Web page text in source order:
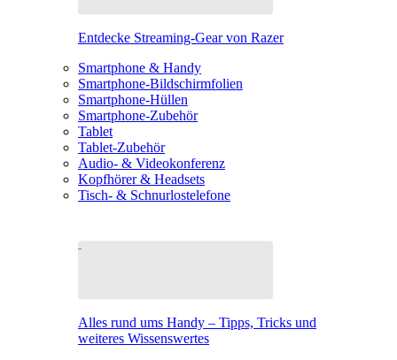
Entdecke Streaming-Gear von Razer
Smartphone & Handy
Smartphone-Bildschirmfolien
Smartphone-Hüllen
Smartphone-Zubehör
Tablet
Tablet-Zubehör
Audio- & Videokonferenz
Kopfhörer & Headsets
Tisch- & Schnurlostelefone
Alles rund ums Handy – Tipps, Tricks und
weiteres Wissenswertes